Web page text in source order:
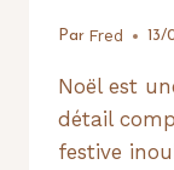
Par Fred
Noël est
détail
festive